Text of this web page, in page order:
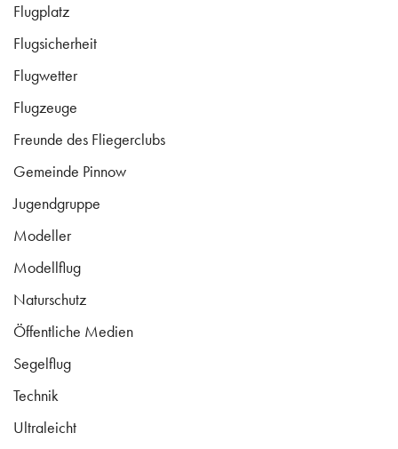
Flugplatz
Flugsicherheit
Flugwetter
Flugzeuge
Freunde des Fliegerclubs
Gemeinde Pinnow
Jugendgruppe
Modeller
Modellflug
Naturschutz
Öffentliche Medien
Segelflug
Technik
Ultraleicht